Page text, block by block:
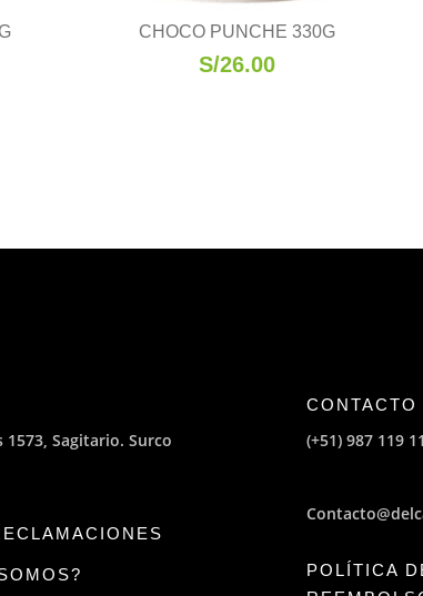
CHOCO PUNCHE 330G
S/26.00
1573, Sagitario. Surco
CONTACTO
(+51) 987 119
POLÍTICA